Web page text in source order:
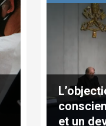
et un